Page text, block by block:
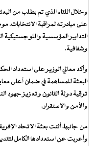
وخلال اللقاء الذي تم بطلب من
على مبادرته لمراقبة الانتخابات،
التدابير المؤسسية واللوجستيكية
وشفافية.
وأكد معالي الوزير على استعداد
البعثة للمساهمة في ضمان أعلى
ترقية دولة القانون وتعزيز جهود
والأمن والاستقرار.
من جانبها، أثنت بعثة الاتحاد
وأعربت عن استعدادها الكامل